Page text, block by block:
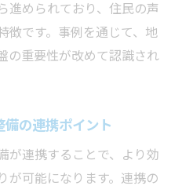
進められており、住民の声
徴です。事例を通じて、地
の重要性が改めて認識され
備の連携ポイント
が連携することで、より効
が可能になります。連携の